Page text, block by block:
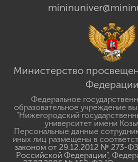
Министерство
Федерации
Федеральное
образовательное учреждение
"Нижегородский
университет имени
Персональные данные
иных лиц размещены в
законом от 29.12.2012 № 273-
Российской Федерации",